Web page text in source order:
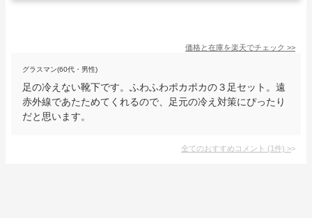
価格と在庫を楽天でチェック >>
グラスマン(60代・男性)
足の冷えない靴下です。ふわふわポカポカの３足セット。遠
赤外線であたためてくれるので、足元の冷え対策にぴったり
だと思います。
全てのおすすめコメント (1件) >